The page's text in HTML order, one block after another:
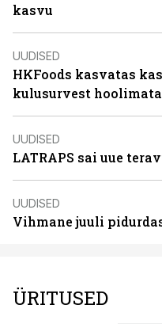
kasvu
UUDISED
HKFoods kasvatas
kulusurvest hoolimata
UUDISED
LATRAPS sai uue
UUDISED
Vihmane juuli
ÜRITUSED